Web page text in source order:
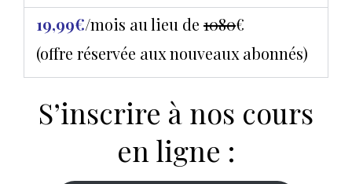
19,99€/mois au lieu de 1080€
(offre réservée aux nouveaux abonnés)
S’inscrire à nos cours
en ligne :